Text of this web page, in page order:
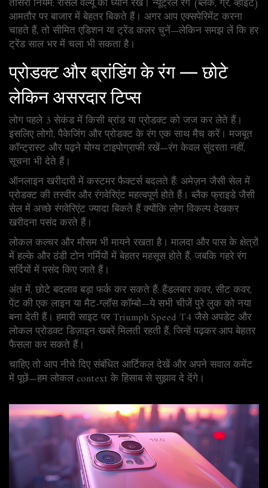
तीसरा नियम: रीसेल वैल्यू का ध्यान रखें। न्यूट्रल रंग (ब्लैक, ग्रे, व्हाइट)
आमतौर पर बाजार में बेहतर बिकते हैं। अगर आप एक्सपेरिमेंट करना
चाहते हैं, तो सीमित एडिशन या ट्रेंड कलर चुनें—लेकिन समझ लें कि हर
ट्रेंड साल भर में चला भी सकता है।
प्रोडक्ट और ब्रांडिंग के रंग — छोटे
लेकिन असरदार टिप्स
लोग पहले 3 सेकंड में किसी ब्रांड या प्रोडक्ट को जज कर लेते हैं।
इसलिए लोगो, पैकेजिंग और प्रोडक्ट के रंग एक साथ मैच करें। मजबूत
कॉन्ट्रास्ट और पढ़ने योग्य टाइपोग्राफी रखें—रंग केवल सुंदरता नहीं,
सूचना भी देते हैं।
ऑनलाइन खरीदारी में कस्टमर फैक्टर्स बदलते हैं: अमेज़न जैसी सेल में
प्रोडक्ट की तस्वीर और रंगवेरिएंट महत्वपूर्ण होते हैं। ब्लैक फ्राइडे जैसी
सेल में अच्छे रंगवेरिएंट ज्यादा बिकते हैं क्योंकि लोग विकल्प देखकर
खरीदना पसंद करते हैं।
लोकल कल्चर और मौसम भी मायने रखता है। मालदा और पास के क्षेत्रों
में हल्के और ठंडी टोन गर्मियों में बेहतर महसूस होते हैं, जबकि गहरे रंग
सर्दियों में पसंद किए जाते हैं।
अंत में, छोटे बदलाव बड़ा फर्क कर सकते हैं: हैंडलबार कवर, सीट कवर,
पेंट की एक लाइन या मैट-ग्लॉस कॉम्बो—ये सभी चीजें पुरे लुक को नया
बना देती हैं। हमारी साइट पर Triumph Speed T4 जैसे अपडेट और
लोकल प्रोडक्ट डिज़ाइन खबरें मिलती रहती हैं, जिन्हें पढ़कर आप बेहतर
फैसला कर सकते हैं।
चाहिए तो आप नीचे दिए संबंधित आर्टिकल देखें और अपने सवाल कमेंट
में पूछें—हम लोकल context के हिसाब से सुझाव दे देंगे।